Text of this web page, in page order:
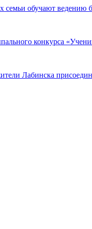
обучают ведению
конкурса
Лабинска